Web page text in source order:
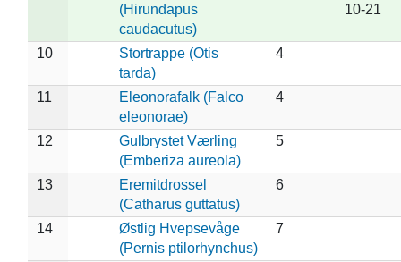
(Hirundapus
caudacutus)
10-21
10
Stortrappe (Otis
tarda)
4
11
Eleonorafalk (Falco
eleonorae)
4
12
Gulbrystet Værling
(Emberiza aureola)
5
13
Eremitdrossel
(Catharus guttatus)
6
14
Østlig Hvepsevåge
(Pernis ptilorhynchus)
7